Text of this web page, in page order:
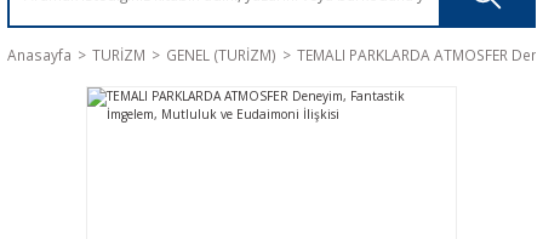
Anasayfa TURİZM GENEL (TURİZM) TEMALI PARKLARDA ATMOSFER